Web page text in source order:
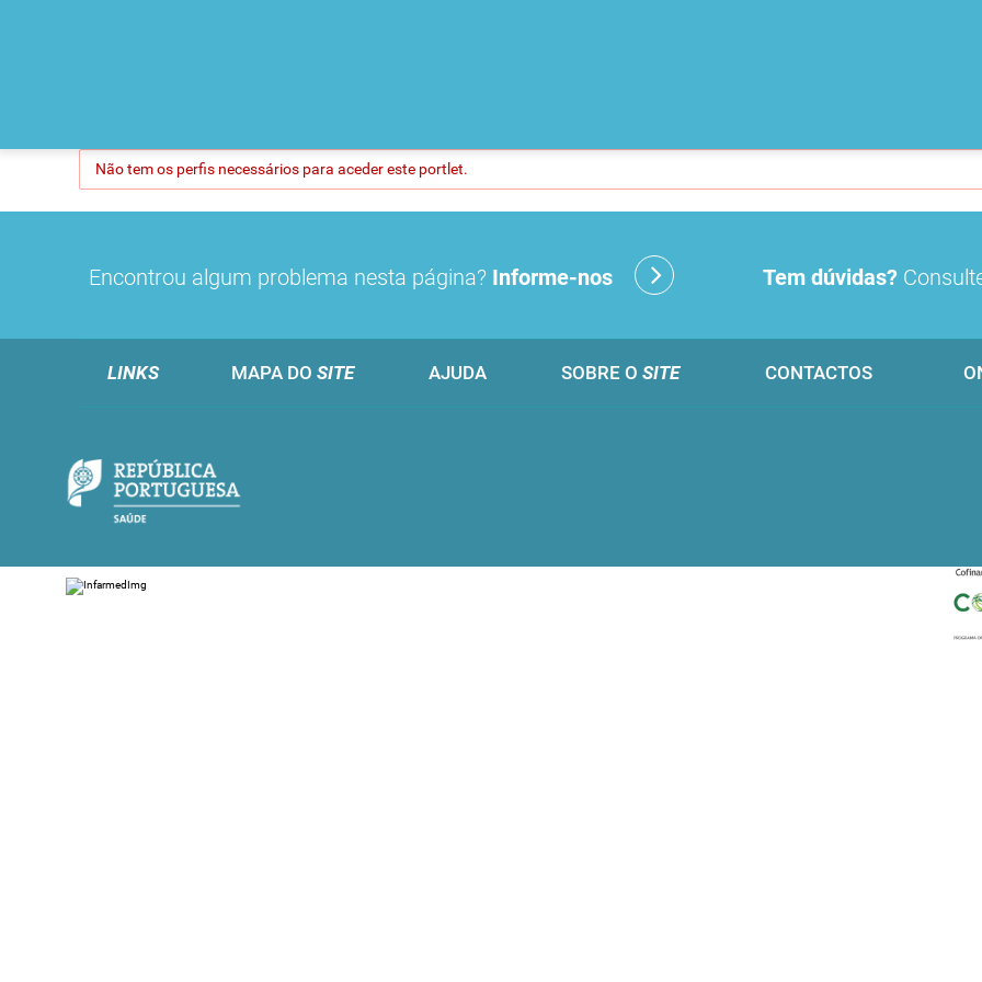
Não tem os perfis necessários para aceder este portlet.
Encontrou algum problema nesta página? Informe-nos Tem dúvidas?
LINKS MAPA DO SITE AJUDA SOBRE O SITE CONTACTOS